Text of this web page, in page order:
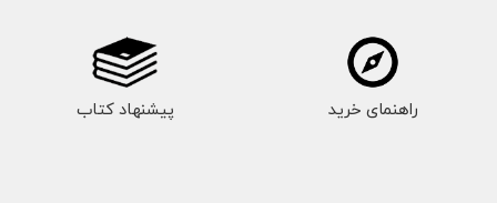
راهنمای خرید پیشنهاد کتاب